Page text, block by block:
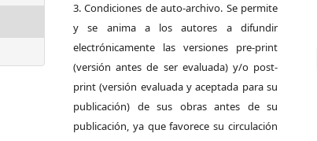
3. Condiciones de auto-archivo. Se permite
y se anima a los autores a difundir
electrónicamente las versiones pre-print
(versión antes de ser evaluada) y/o post-
print (versión evaluada y aceptada para su
publicación) de sus obras antes de su
publicación, ya que favorece su circulación